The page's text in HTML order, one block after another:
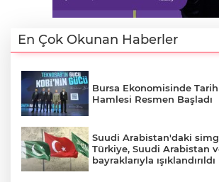
En Çok Okunan Haberler
Bursa Ekonomisinde
Hamlesi Resmen Başladı
Suudi Arabistan'daki
Türkiye, Suudi Arabistan
bayraklarıyla ışıklandırıldı